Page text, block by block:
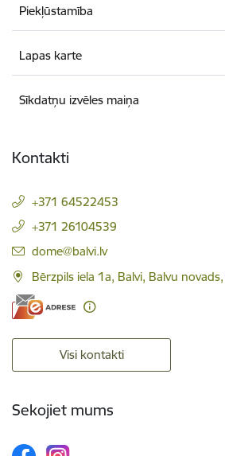
Piekļūstamība
Lapas karte
Sīkdatņu izvēles maiņa
Kontakti
+371 64522453
+371 26104539
E-pasts:
dome@balvi.lv
Bērzpils iela 1a, Balvi, Balvu
Visi kontakti
Sekojiet mums